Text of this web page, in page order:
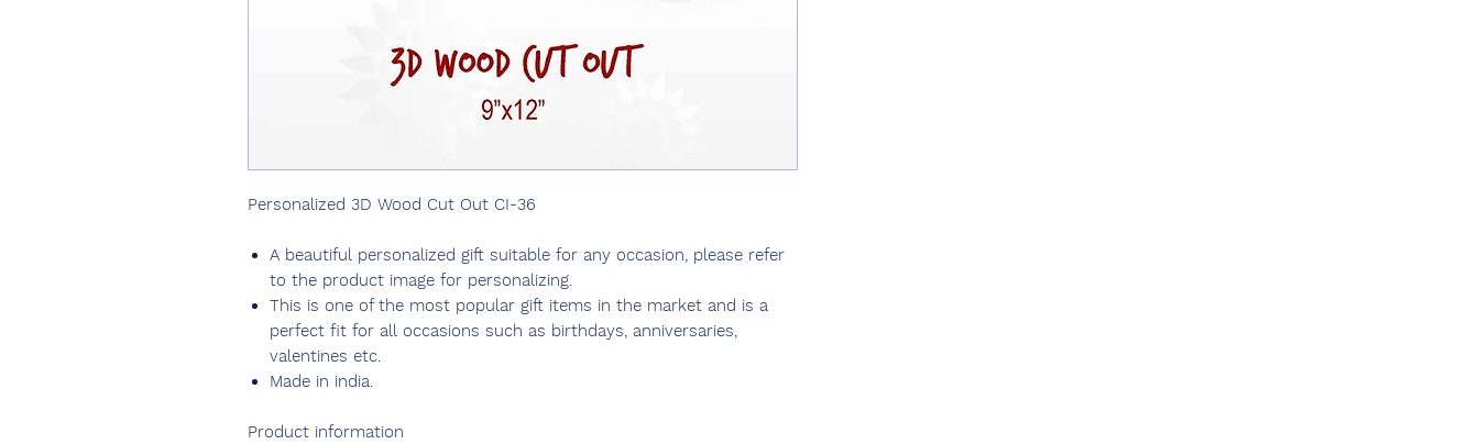
Personalized 3D Wood Cut Out CI-36
A beautiful personalized gift suitable for any occasion, please refer
to the product image for personalizing.
This is one of the most popular gift items in the market and is a
perfect fit for all occasions such as birthdays, anniversaries,
valentines etc.
Made in india.
Product information